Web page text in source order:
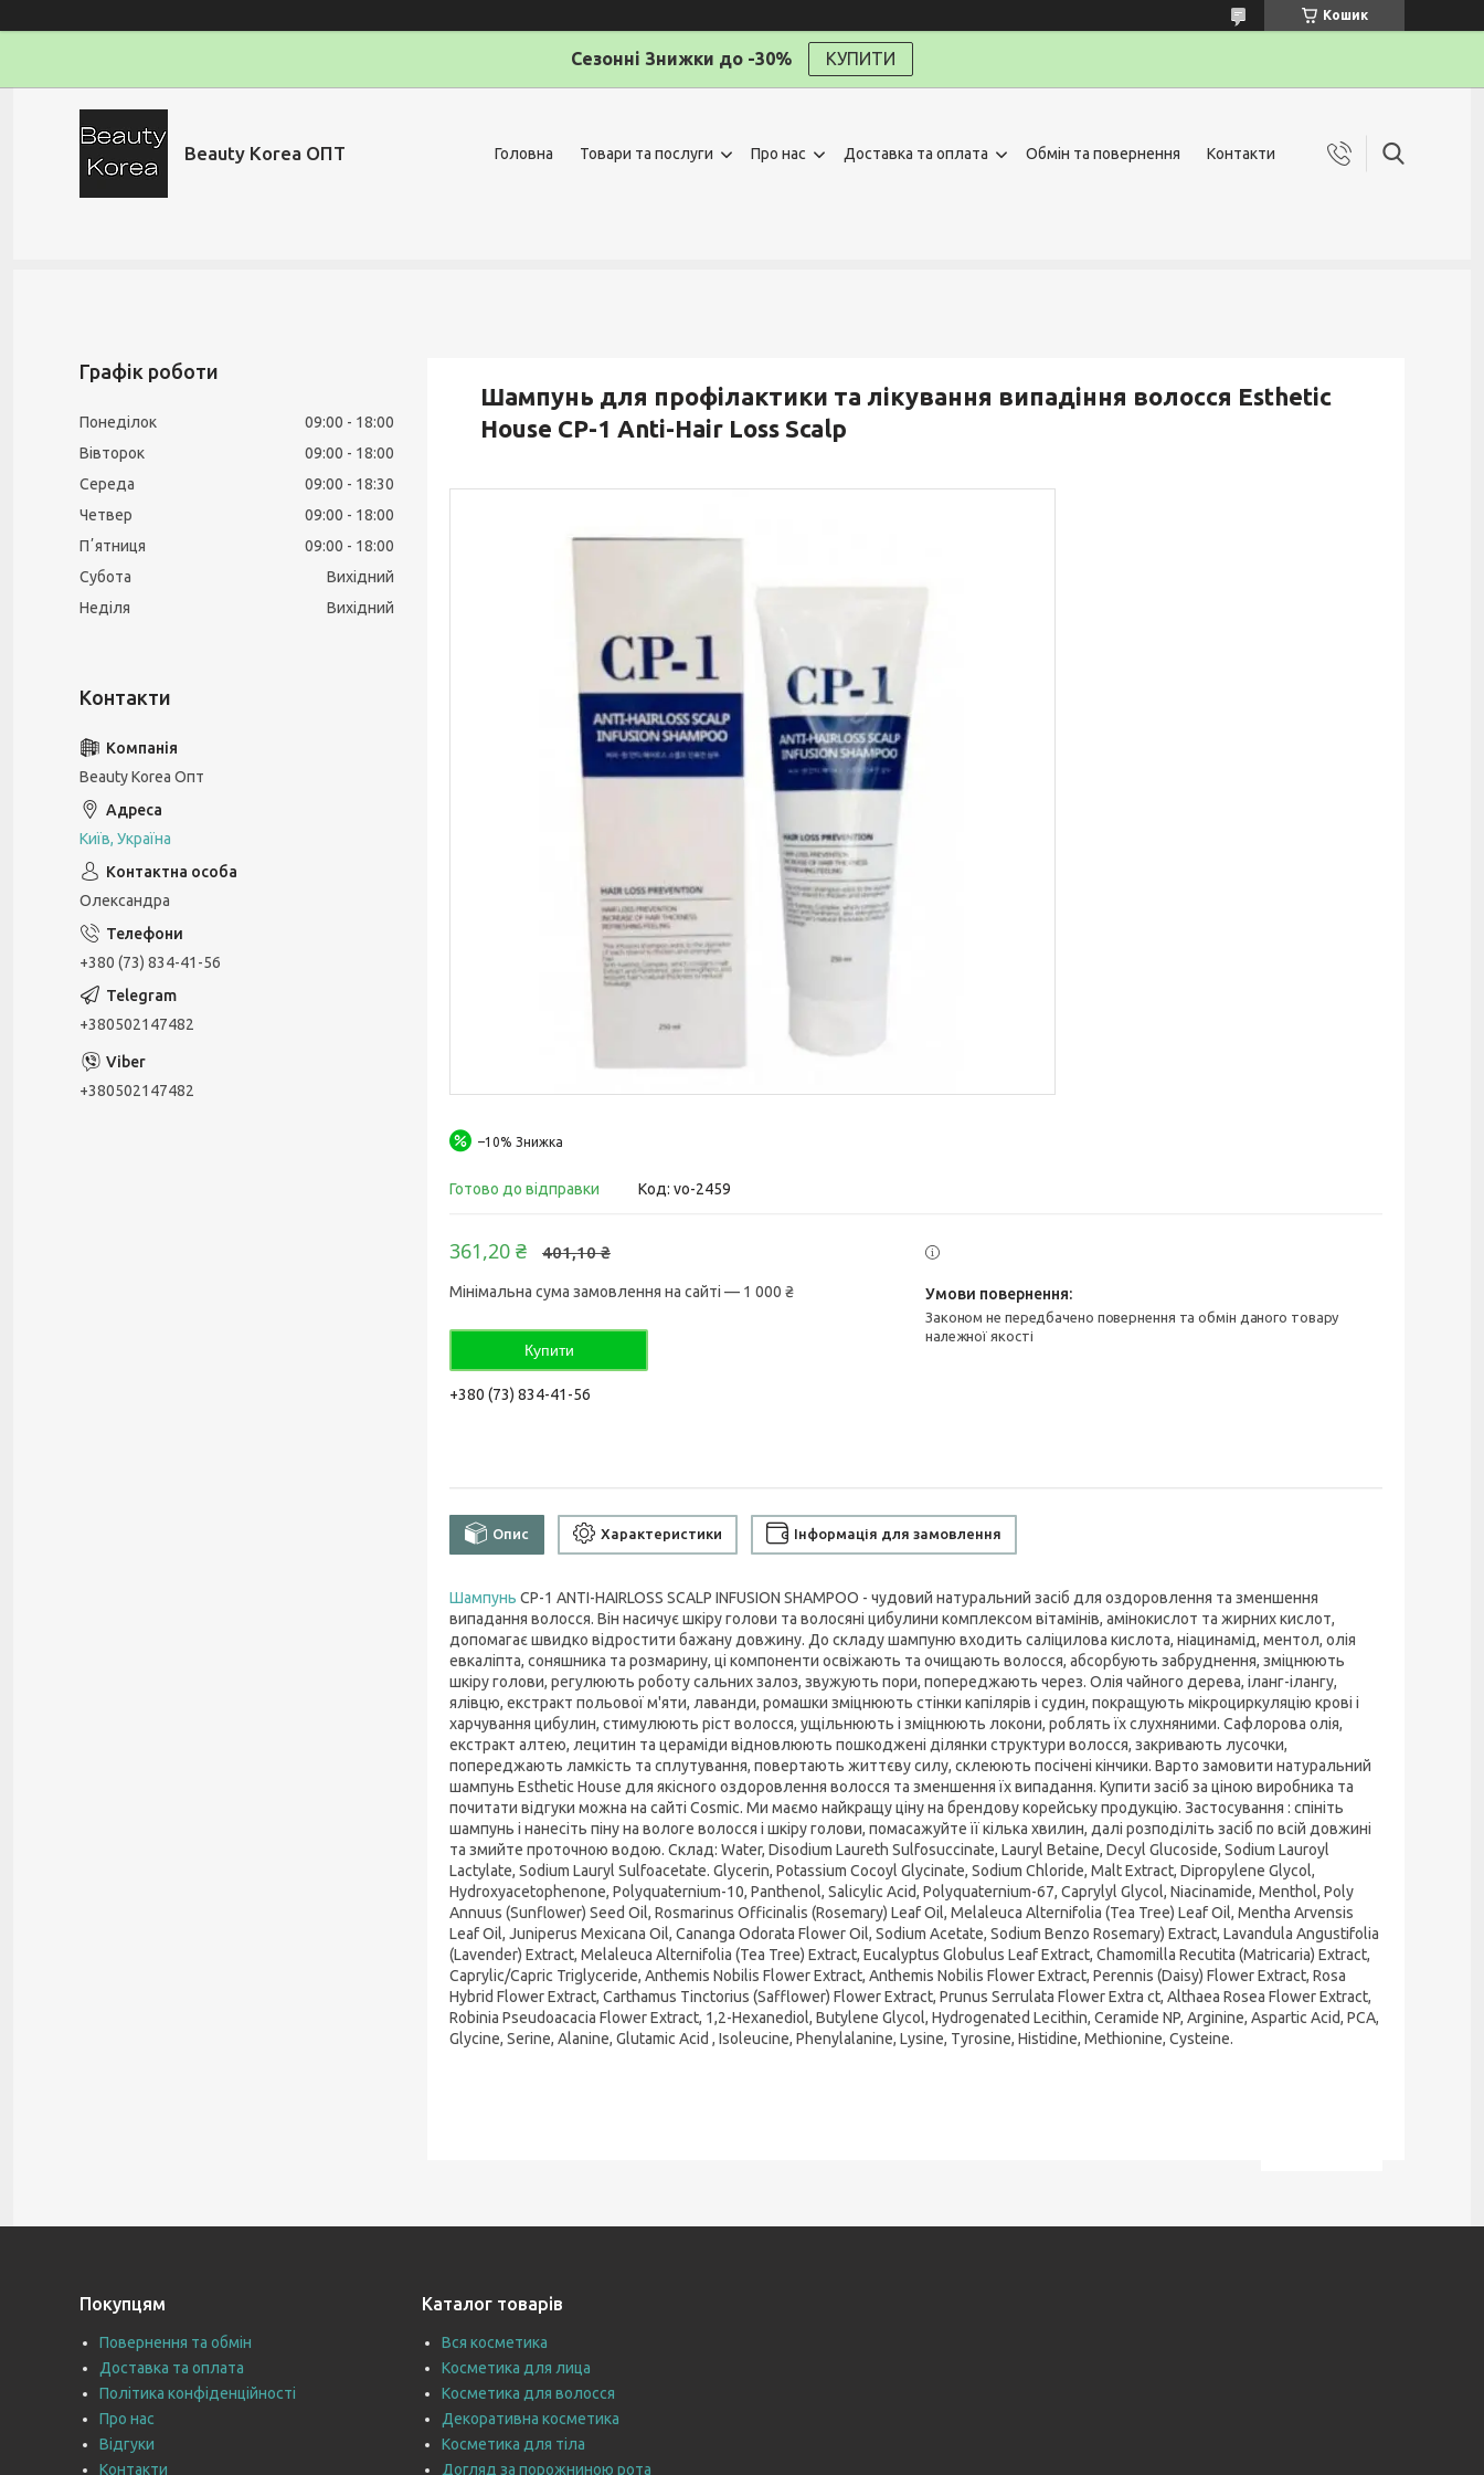
Кошик
Сезонні Знижки до -30% КУПИТИ
Beauty Korea ОПТ Головна Товари та послуги Про нас Доставка та оплата Обмін та повернення Контакти
Шампунь для профілактики та лікування випадіння волосся Esthetic
House CP-1 Anti-Hair Loss Scalp
–10%
Готово до відправки Код: vo-2459
401,10 ₴
361,20 ₴
Мінімальна сума замовлення на сайті — 1 000 ₴
Купити
+380 (73) 834-41-56
Законом не передбачено повернення та обмін даного товару
належної якості
Опис Характеристики Інформація для замовлення
Шампунь CP-1 ANTI-HAIRLOSS SCALP INFUSION SHAMPOO - чудовий натуральний засіб для оздоровлення та зменшення
випадання волосся. Він насичує шкіру голови та волосяні цибулини комплексом вітамінів, амінокислот та жирних кислот,
допомагає швидко відростити бажану довжину. До складу шампуню входить саліцилова кислота, ніацинамід, ментол, олія
евкаліпта, соняшника та розмарину, ці компоненти освіжають та очищають волосся, абсорбують забруднення, зміцнюють
шкіру голови, регулюють роботу сальних залоз, звужують пори, попереджають через. Олія чайного дерева, іланг-ілангу,
ялівцю, екстракт польової м'яти, лаванди, ромашки зміцнюють стінки капілярів і судин, покращують мікроциркуляцію крові і
харчування цибулин, стимулюють ріст волосся, ущільнюють і зміцнюють локони, роблять їх слухняними. Сафлорова олія,
екстракт алтею, лецитин та цераміди відновлюють пошкоджені ділянки структури волосся, закривають лусочки,
попереджають ламкість та сплутування, повертають життєву силу, склеюють посічені кінчики. Варто замовити натуральний
шампунь Esthetic House для якісного оздоровлення волосся та зменшення їх випадання. Купити засіб за ціною виробника та
почитати відгуки можна на сайті Cosmic. Ми маємо найкращу ціну на брендову корейську продукцію. Застосування : спініть
шампунь і нанесіть піну на вологе волосся і шкіру голови, помасажуйте її кілька хвилин, далі розподіліть засіб по всій довжині
та змийте проточною водою. Склад: Water, Disodium Laureth Sulfosuccinate, Lauryl Betaine, Decyl Glucoside, Sodium Lauroyl
Lactylate, Sodium Lauryl Sulfoacetate. Glycerin, Potassium Cocoyl Glycinate, Sodium Chloride, Malt Extract, Dipropylene Glycol,
Hydroxyacetophenone, Polyquaternium-10, Panthenol, Salicylic Acid, Polyquaternium-67, Caprylyl Glycol, Niacinamide, Menthol, Poly
Annuus (Sunflower) Seed Oil, Rosmarinus Officinalis (Rosemary) Leaf Oil, Melaleuca Alternifolia (Tea Tree) Leaf Oil, Mentha Arvensis
Leaf Oil, Juniperus Mexicana Oil, Cananga Odorata Flower Oil, Sodium Acetate, Sodium Benzo Rosemary) Extract, Lavandula Angustifolia
(Lavender) Extract, Melaleuca Alternifolia (Tea Tree) Extract, Eucalyptus Globulus Leaf Extract, Chamomilla Recutita (Matricaria) Extract,
Caprylic/Capric Triglyceride, Anthemis Nobilis Flower Extract, Anthemis Nobilis Flower Extract, Perennis (Daisy) Flower Extract, Rosa
Hybrid Flower Extract, Carthamus Tinctorius (Safflower) Flower Extract, Prunus Serrulata Flower Extra ct, Althaea Rosea Flower Extract,
Robinia Pseudoacacia Flower Extract, 1,2-Hexanediol, Butylene Glycol, Hydrogenated Lecithin, Ceramide NP, Arginine, Aspartic Acid, PCA,
Glycine, Serine, Alanine, Glutamic Acid , Isoleucine, Phenylalanine, Lysine, Tyrosine, Histidine, Methionine, Cysteine.
Графік роботи
Понеділок 09:00
18:00
Вівторок
09:00
18:00
Середа
09:00
18:30
Четвер
09:00
18:00
Пʼятниця
09:00
18:00
Субота
Вихідний
Неділя
Вихідний
Beauty Korea Опт
Київ, Україна
Олександра
+380 (73) 834-41-56
+380502147482
+380502147482
Покупцям
Повернення та обмін
Доставка та оплата
Політика конфіденційності
Про нас
Відгуки
Контакти
Каталог товарів
Вся косметика
Косметика для лица
Косметика для волосся
Декоративна косметика
Косметика для тіла
Догляд за порожниною рота